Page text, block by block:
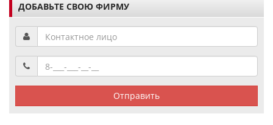
ДОБАВЬТЕ СВОЮ ФИРМУ
Отправить